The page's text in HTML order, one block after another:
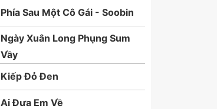
Phía Sau Một Cô Gái - Soobin
Ngày Xuân Long Phụng Sum
Vầy
Kiếp Đỏ Đen
Ai Đưa Em Về